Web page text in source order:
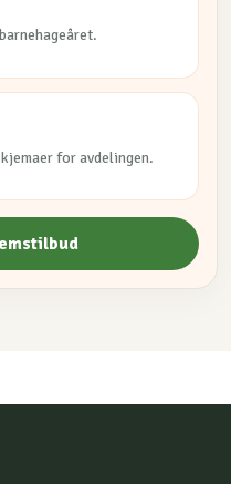
for avdelingen.